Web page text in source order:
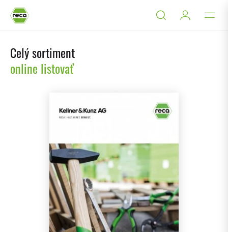
Celý sortiment
online listovať